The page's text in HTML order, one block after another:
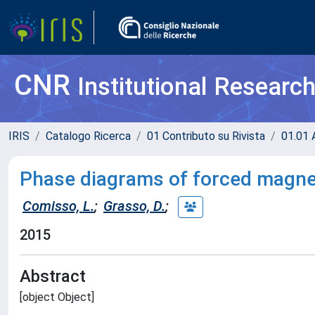
CNRInstitutional
IRIS Catalogo Ricerca 01 Contributo su Rivista 01.01
Phase diagrams of forced
Comisso, L.; Grasso, D.;
2015
Abstract
[object Object]